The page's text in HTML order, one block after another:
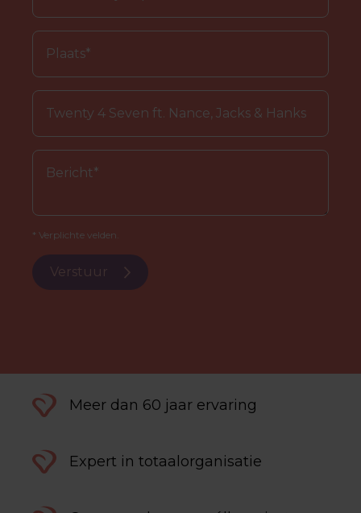
* Verplichte velden.
Verstuur
Meer dan 60 jaar ervaring
Expert in totaalorganisatie